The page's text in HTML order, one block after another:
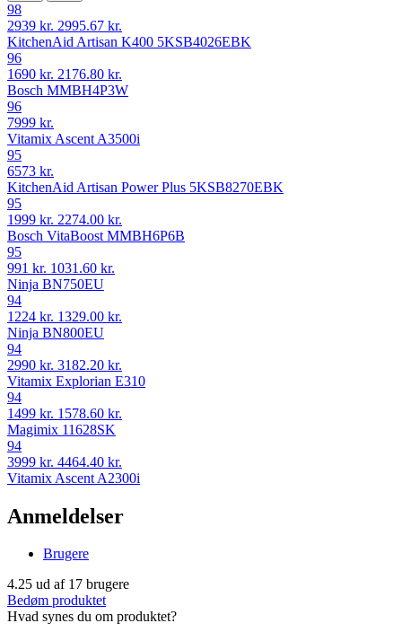
98
2939 kr. 2995.67 kr.
KitchenAid Artisan K400 5KSB4026EBK
96
1690 kr. 2176.80 kr.
Bosch MMBH4P3W
96
7999 kr.
Vitamix Ascent A3500i
95
6573 kr.
KitchenAid Artisan Power Plus 5KSB8270EBK
95
1999 kr. 2274.00 kr.
Bosch VitaBoost MMBH6P6B
95
991 kr. 1031.60 kr.
Ninja BN750EU
94
1224 kr. 1329.00 kr.
Ninja BN800EU
94
2990 kr. 3182.20 kr.
Vitamix Explorian E310
94
1499 kr. 1578.60 kr.
Magimix 11628SK
94
3999 kr. 4464.40 kr.
Vitamix Ascent A2300i
Anmeldelser
Brugere
4.25 ud af 17 brugere
Bedøm produktet
Hvad synes du om produktet?